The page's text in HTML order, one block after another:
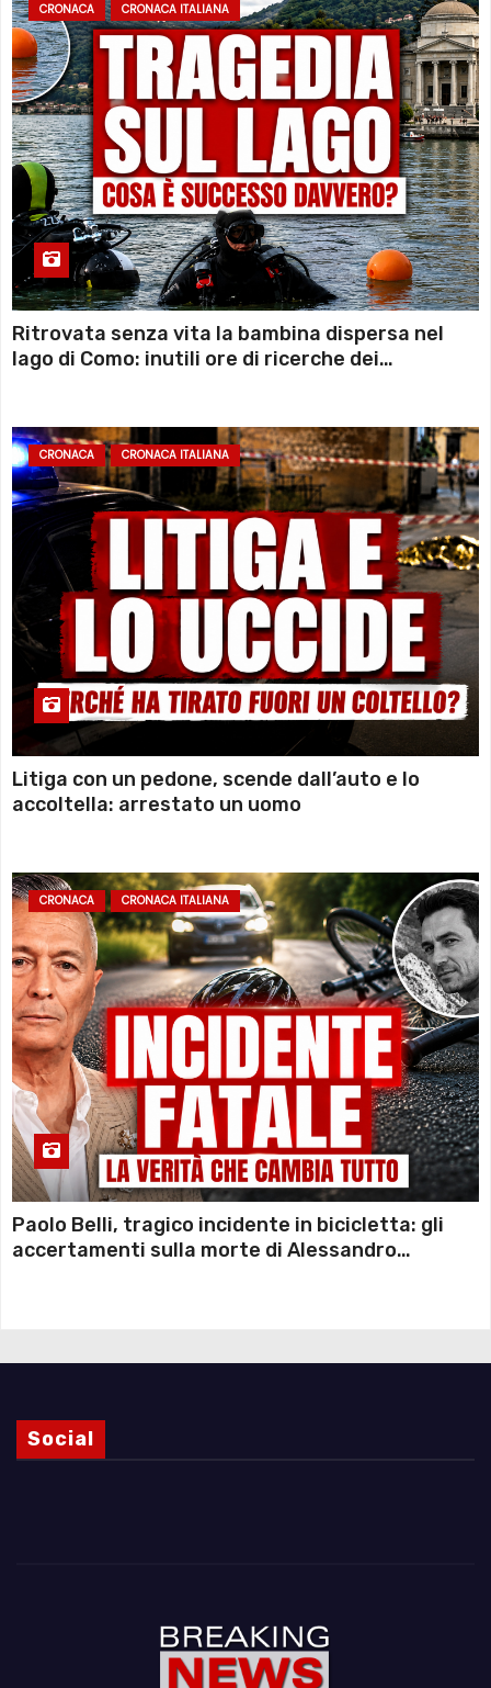
CRONACA CRONACA ITALIANA
Ritrovata senza vita la bambina dispersa nel
lago di Como: inutili ore di ricerche dei
CRONACA CRONACA ITALIANA
Litiga con un pedone, scende dall’auto e lo
accoltella: arrestato un uomo
CRONACA CRONACA ITALIANA
Paolo Belli, tragico incidente in bicicletta: gli
accertamenti sulla morte di Alessandro
Social